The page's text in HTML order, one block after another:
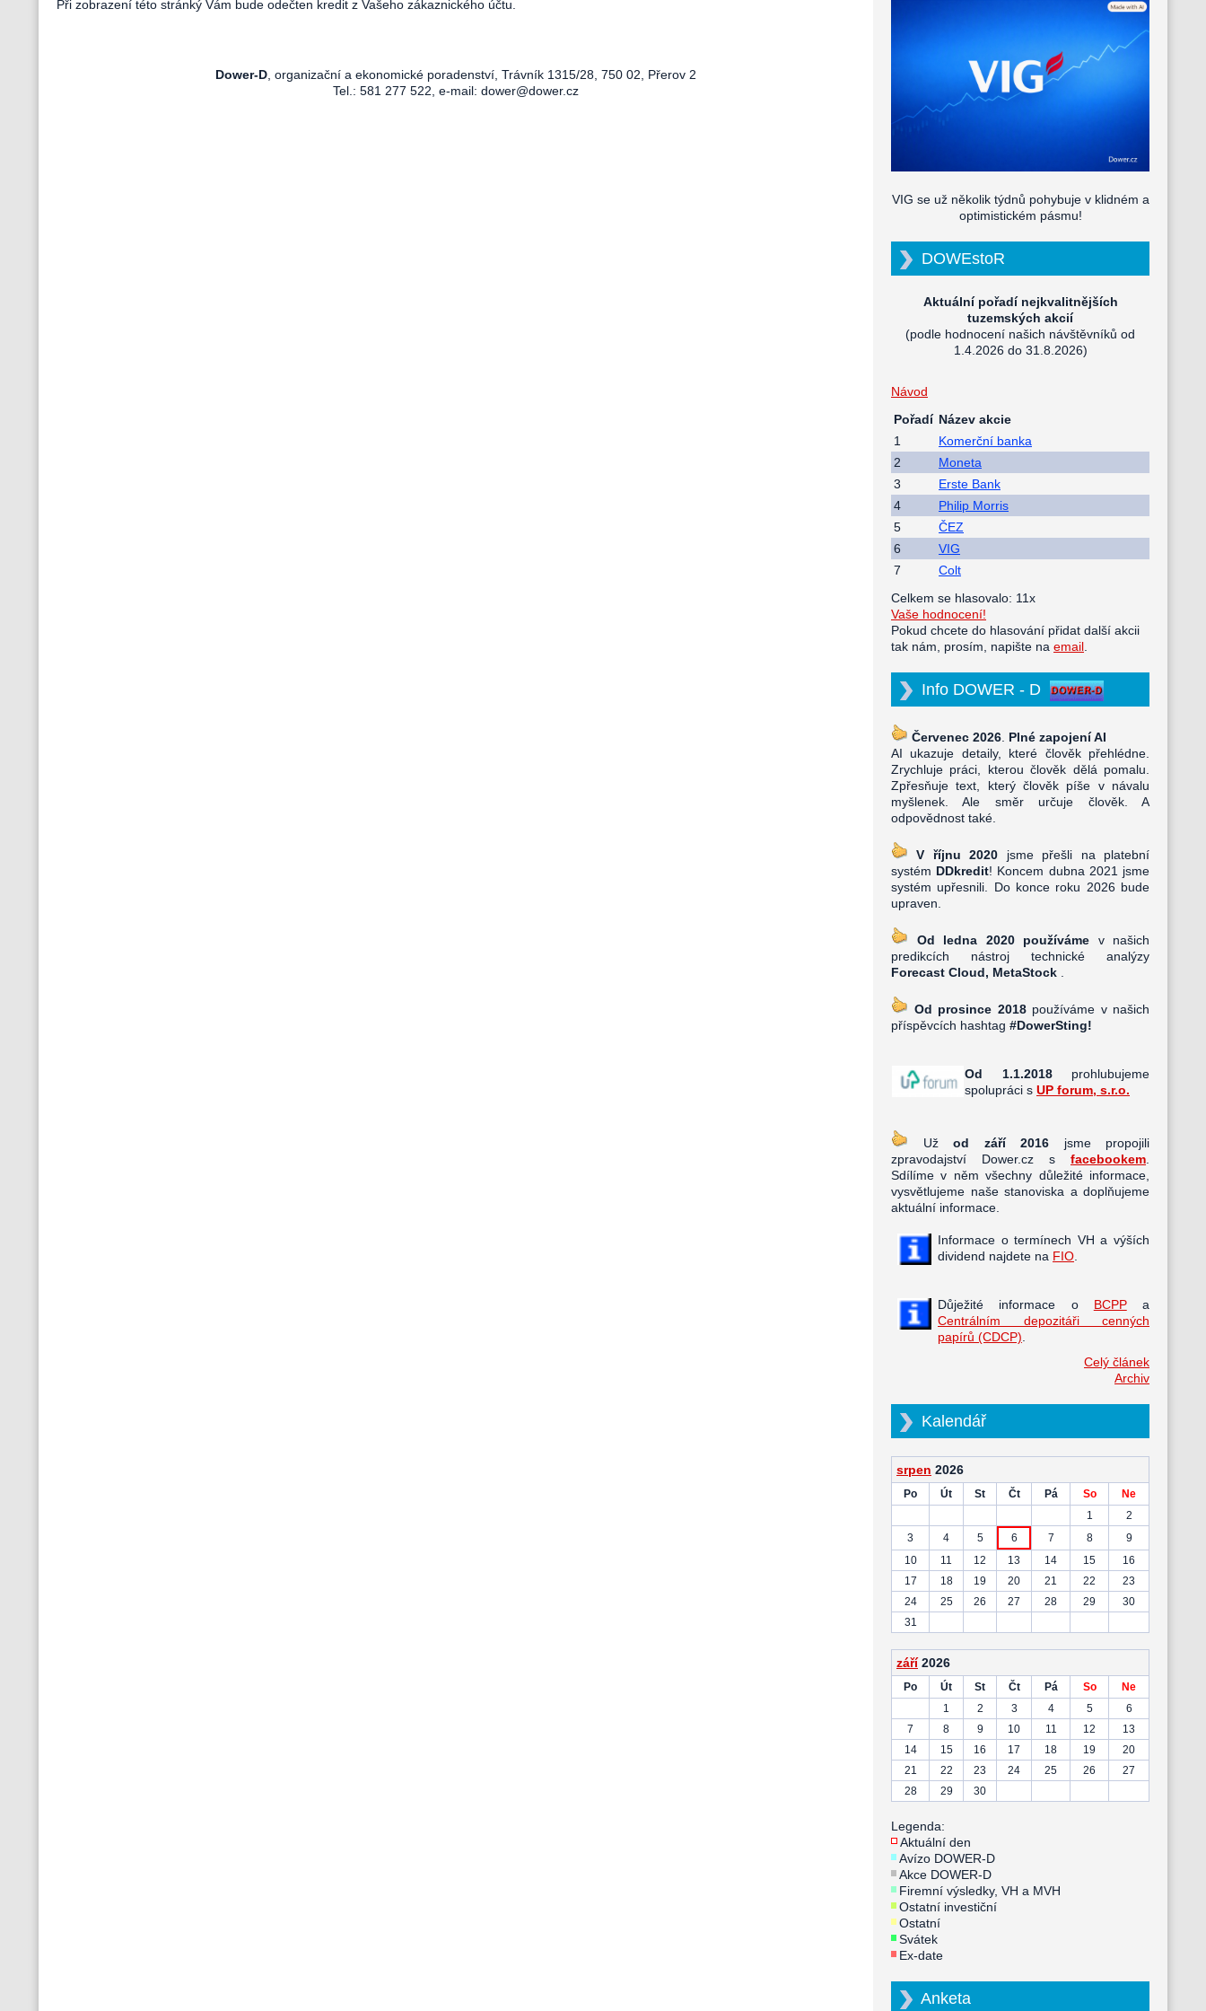
Při zobrazení této stránký Vám bude odečten kredit z Vašeho zákaznického účtu.
Dower-D , organizační a ekonomické poradenství, Trávník 1315/28, 750 02, Přerov 2
Tel.: 581 277 522, e-mail: dower@dower.cz
VIG se už několik týdnů pohybuje v klidném a
optimistickém pásmu!
DOWEstoR
Aktuální pořadí nejkvalitnějších
tuzemských akcií
(podle hodnocení našich návštěvníků od
1.4.2026 do 31.8.2026)
Návod
Pořadí Název akcie
1
Komerční banka
2
Moneta
3
Erste Bank
4
Philip Morris
5
ČEZ
6
VIG
7
Colt
Celkem se hlasovalo: 11x
Vaše hodnocení!
Pokud chcete do hlasování přidat další akcii
tak nám, prosím, napište na email
Info DOWER - D
Červenec 2026 Plné zapojení AI
AI ukazuje detaily, které člověk přehlédne.
Zrychluje práci, kterou člověk dělá pomalu.
Zpřesňuje text, který člověk píše v návalu
myšlenek. Ale směr určuje člověk. A
odpovědnost také.
V říjnu 2020 jsme přešli na platební
systém DDkredit! Koncem dubna 2021 jsme
systém upřesnili. Do konce roku 2026 bude
upraven.
Od ledna 2020 používáme v našich
predikcích nástroj technické analýzy
Forecast Cloud, MetaStock
Od prosince 2018používáme v našich
příspěvcích hashtag #DowerSting!
Od 1.1.2018prohlubujeme
spolupráci s UP forum, s.r.o.
Už od září 2016 jsme propojili
zpravodajství Dower.cz s facebookem
Sdílíme v něm všechny důležité informace,
vysvětlujeme naše stanoviska a doplňujeme
aktuální informace.
Informace o termínech VH a výších
dividend najdete na FIO
Důježité informace o BCPPa
Centrálním depozitáři cenných
papírů (CDCP)
Celý článek
Archiv
Kalendář
srpen 2026
Po Út St Čt Pá So
Ne
1
2
3
4 5 6 7 8
9
10
11 12 13 14 15
16
17
18 19 20 21 22
23
24
25 26 27 28 29
30
31
září 2026
Po Út St Čt Pá So
Ne
1
2 3 4 5
6
7
8 9 10 11 12
13
14
15 16 17 18 19
20
21
22 23 24 25 26
27
28
29 30
Legenda:
Aktuální den
Avízo DOWER-D
Akce DOWER-D
Firemní výsledky, VH a MVH
Ostatní investiční
Ostatní
Svátek
Ex-date
Anketa